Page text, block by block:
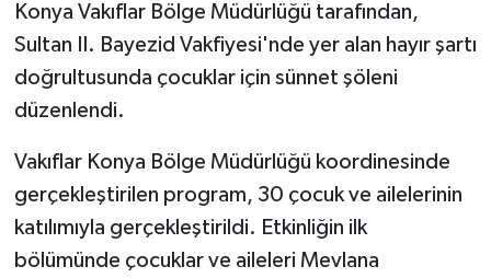
Konya Vakıflar Bölge Müdürlüğü tarafından,
Sultan II. Bayezid Vakfiyesi'nde yer alan hayır şartı
doğrultusunda çocuklar için sünnet şöleni
düzenlendi.
Vakıflar Konya Bölge Müdürlüğü koordinesinde
gerçekleştirilen program, 30 çocuk ve ailelerinin
katılımıyla gerçekleştirildi. Etkinliğin ilk
bölümünde çocuklar ve aileleri Mevlana